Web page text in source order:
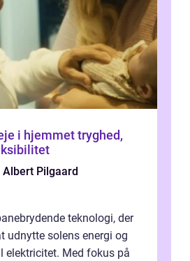
tryghed,
Albert Pilgaard
teknologi, der
udnytte solens energi og
elektricitet. Med fokus på